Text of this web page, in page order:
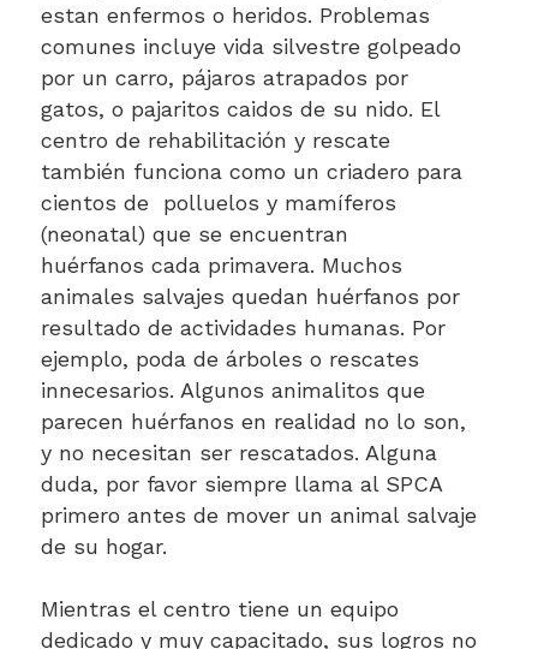
estan enfermos o heridos. Problemas
comunes incluye vida silvestre golpeado
por un carro, pájaros atrapados por
gatos, o pajaritos caidos de su nido. El
centro de rehabilitación y rescate
también funciona como un criadero para
cientos de polluelos y mamíferos
(neonatal) que se encuentran
huérfanos cada primavera. Muchos
animales salvajes quedan huérfanos por
resultado de actividades humanas. Por
ejemplo, poda de árboles o rescates
innecesarios. Algunos animalitos que
parecen huérfanos en realidad no lo son,
y no necesitan ser rescatados. Alguna
duda, por favor siempre llama al SPCA
primero antes de mover un animal salvaje
de su hogar.
Mientras el centro tiene un equipo
dedicado y muy capacitado, sus logros no